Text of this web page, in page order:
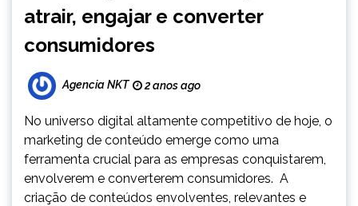
atrair, engajar e converter
consumidores
Agencia NKT 2 anos ago
No universo digital altamente competitivo de hoje, o
marketing de conteúdo emerge como uma
ferramenta crucial para as empresas conquistarem,
envolverem e converterem consumidores. A
criação de conteúdos envolventes, relevantes e